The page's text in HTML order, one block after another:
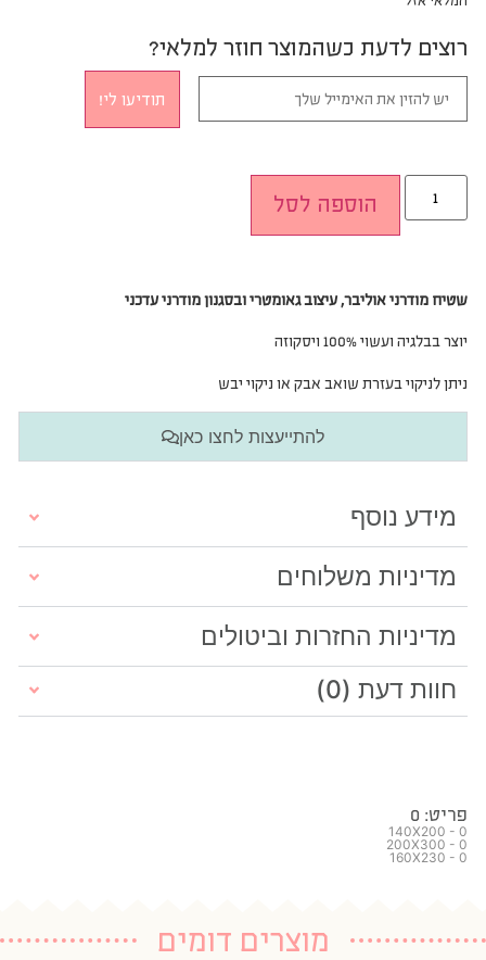
רוצים לדעת כשהמוצר חוזר למלאי?
תודיעו לי!
הוספה לסל
שטיח מודרני אוליבר, עיצוב גאומטרי ובסגנון מודרני עדכני
יוצר בבלגיה ועשוי 100% ויסקוזה
ניתן לניקוי בעזרת שואב אבק או ניקוי יבש
להתייעצות לחצו כאן
מידע נוסף
מדיניות משלוחים
מדיניות החזרות וביטולים
חוות דעת (0)
פריט: 0
140X200 - 0
200X300 - 0
160X230 - 0
מוצרים דומים